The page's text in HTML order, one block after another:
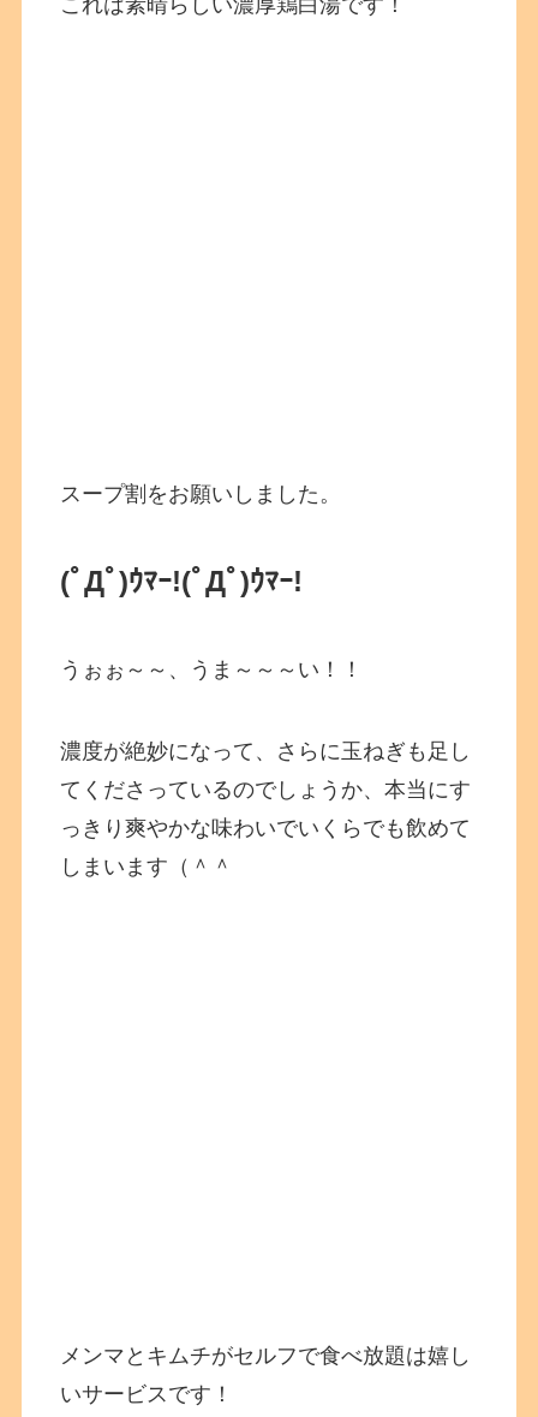
スープ割をお願いしました。
(ﾟДﾟ)ｳﾏｰ!(ﾟДﾟ)ｳﾏｰ!
うぉぉ～～、うま～～～い！！
濃度が絶妙になって、さらに玉ねぎも足し
てくださっているのでしょうか、本当にす
っきり爽やかな味わいでいくらでも飲めて
しまいます（＾＾
メンマとキムチがセルフで食べ放題は嬉し
いサービスです！